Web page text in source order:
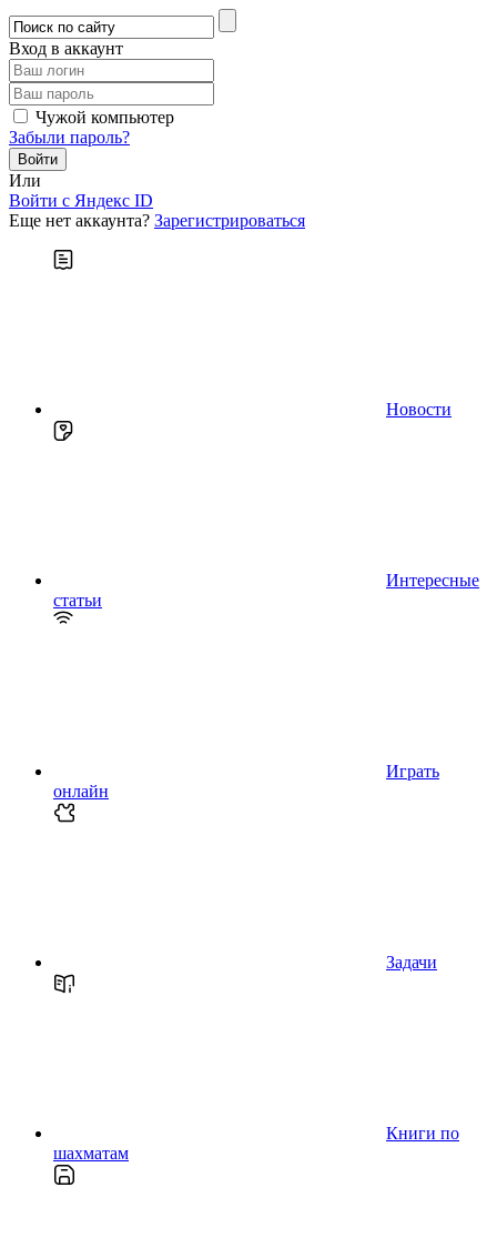
Вход в аккаунт
Чужой компьютер
Забыли пароль?
Или
Войти c Яндекс ID
Еще нет аккаунта? Зарегистрироваться
Новости
Интересные
статьи
Играть
онлайн
Задачи
Книги по
шахматам